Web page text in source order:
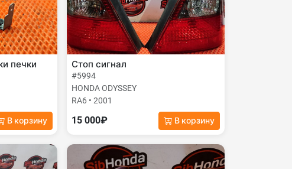
печки
В корзину
Стоп сигнал
#5994
HONDA ODYSSEY
RA6 • 2001
15 000₽ В корзину